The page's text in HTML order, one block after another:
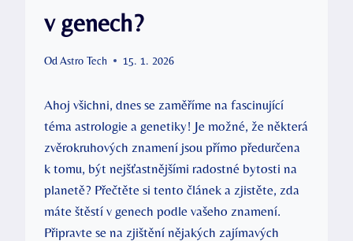
v genech?
Od Astro Tech 15. 1. 2026
Ahoj všichni, dnes se zaměříme na ‍fascinující
téma⁤ astrologie a genetiky! Je možné, že⁣ některá⁤
zvěrokruhových znamení ⁢jsou‌ přímo předurčena
k‍ tomu, být nejšťastnějšími⁣ radostné bytosti‌ na
planetě? Přečtěte ‍si tento ⁤článek​ a‍ zjistěte, zda
máte​ štěstí ⁢v genech podle ​vašeho znamení.
⁢Připravte ‌se na zjištění nějakých​ zajímavých